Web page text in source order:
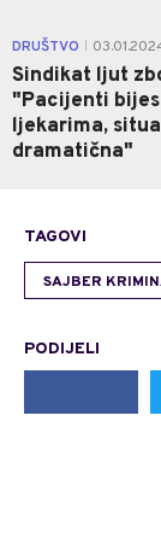
DRUŠTVO
Sindikat ljut
"Pacijenti
ljekarima,
dramatična"
TAGOVI
SAJBER
PODIJELI